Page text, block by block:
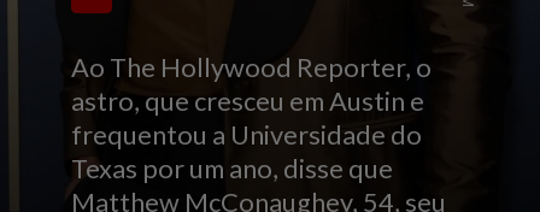
Ao The Hollywood Reporter, o
astro, que cresceu em Austin e
frequentou a Universidade do
Texas por um ano, disse que
Matthew McConaughey, 54, seu